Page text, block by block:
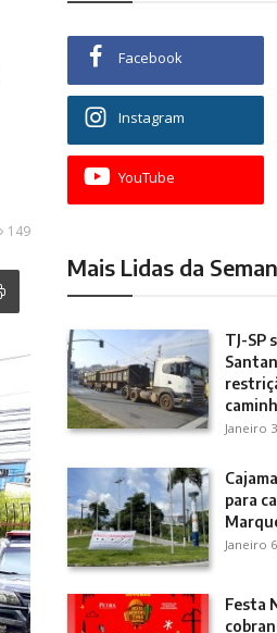
149
Facebook
Instagram
YouTube
Mais Lidas da
TJ-SP
Janeiro
para
Janeiro
Festa